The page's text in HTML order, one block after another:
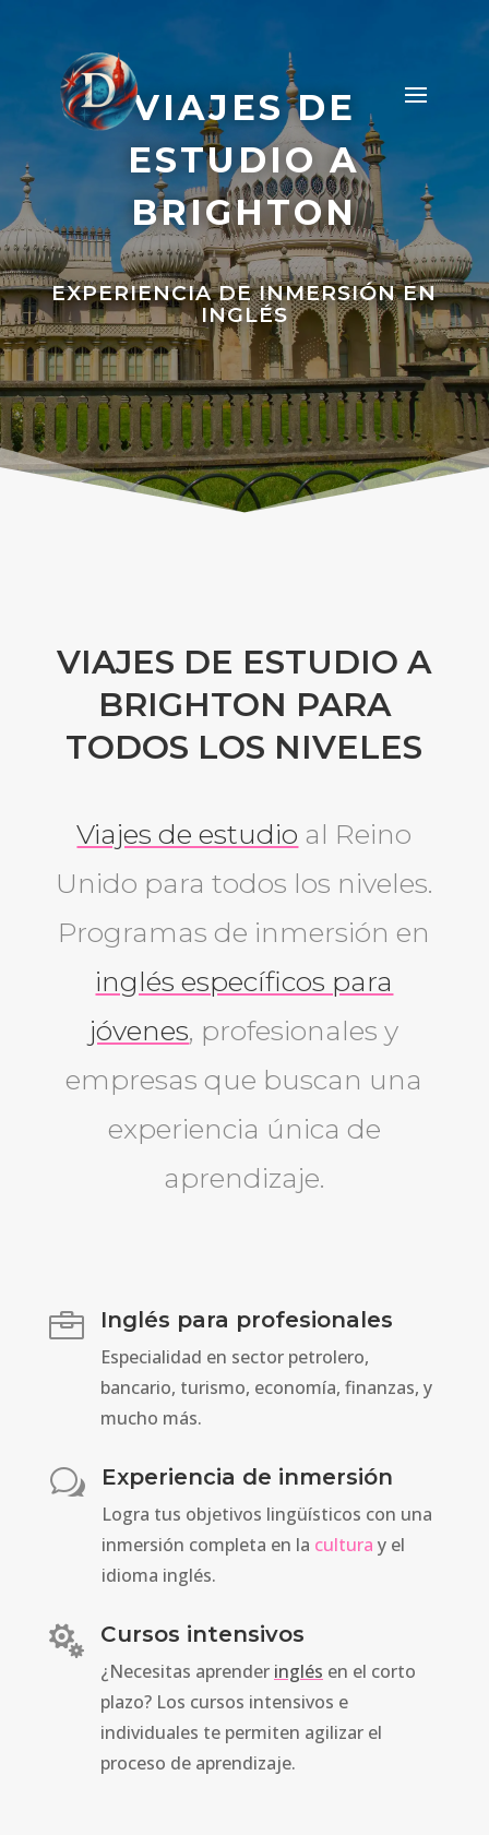
VIAJES DE
ESTUDIO A
BRIGHTON
EXPERIENCIA DE INMERSIÓN EN
INGLÉS
VIAJES DE ESTUDIO A
BRIGHTON PARA
TODOS LOS NIVELES
Viajes de estudio al Reino
Unido para todos los niveles.
Programas de inmersión en
inglés específicos para
jóvenes, profesionales y
empresas que buscan una
experiencia única de
aprendizaje.
 Inglés para profesionales
Especialidad en sector petrolero,
bancario, turismo, economía, finanzas, y
mucho más.
w Experiencia de inmersión
Logra tus objetivos lingüísticos con una
inmersión completa en la cultura y el
idioma inglés.
 Cursos intensivos
¿Necesitas aprender inglés en el corto
plazo? Los cursos intensivos e
individuales te permiten agilizar el
proceso de aprendizaje.